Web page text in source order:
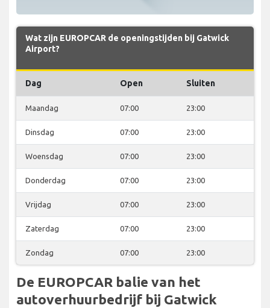
Wat zijn EUROPCAR de openingstijden bij Gatwick
Airport?
Dag Open Sluiten
Maandag 07:00 23:00
Dinsdag 07:00 23:00
Woensdag 07:00 23:00
Donderdag 07:00 23:00
Vrijdag 07:00 23:00
Zaterdag 07:00 23:00
Zondag 07:00 23:00
De EUROPCAR balie van het
autoverhuurbedrijf bij Gatwick